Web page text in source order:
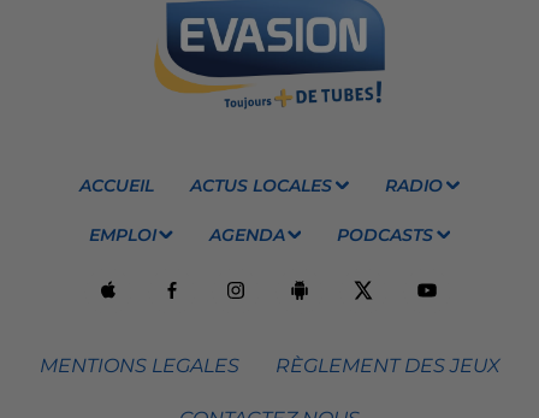
ACCUEIL ACTUS LOCALES RADIO
EMPLOI AGENDA PODCASTS
MENTIONS LEGALES RÈGLEMENT DES JEUX